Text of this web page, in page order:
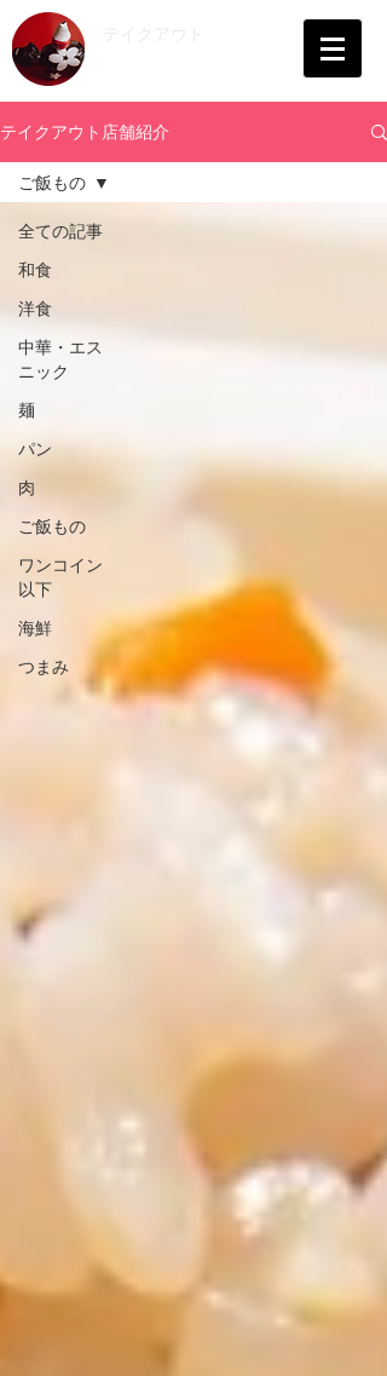
テイクアウト店舗紹介
全ての記事
和食
洋食
中華・エス
ニック
麺
パン
肉
ご飯もの
ワンコイン
以下
海鮮
つまみ
ご飯もの